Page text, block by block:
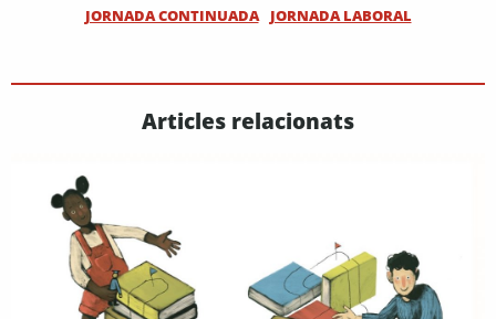
JORNADA CONTINUADA
JORNADA LABORAL
Articles relacionats